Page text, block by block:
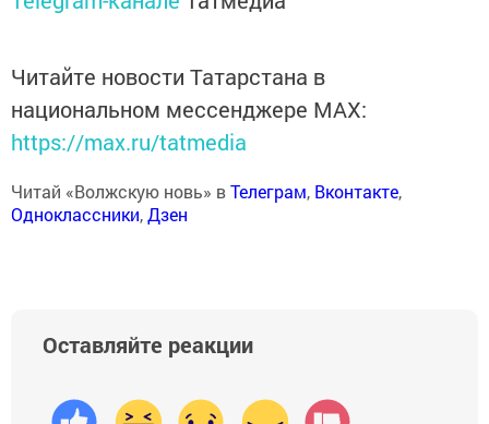
Читайте новости Татарстана в
национальном мессенджере MАХ:
https://max.ru/tatmedia
Читай «Волжскую новь» вТелеграм, Вконтакте,
Одноклассники,Дзен
Оставляйте реакции